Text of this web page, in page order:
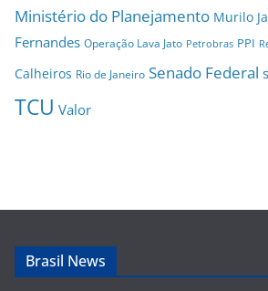
Ministério do Planejamento Murilo
Fernandes Operação Lava Jato Petrobras PPI
Calheiros Rio de Janeiro Senado Federal
TCU Valor
Brasil News